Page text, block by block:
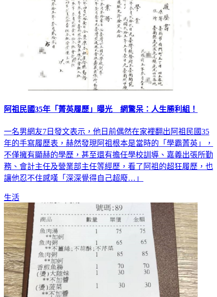
阿祖民國35年「菁英履歷」曝光 網驚呆：人生勝利組！
一名男網友7日發文表示，他日前偶然在家裡翻出阿祖民國35
年的手寫履歷表，赫然發現阿祖根本是當時的「學霸菁英」，
不僅擁有顯赫的學歷，甚至還有擔任學校訓導、嘉義出張所勤
務、會計主任及營業部主任等經歷，看了阿祖的超狂履歷，也
讓他忍不住感嘆「深深覺得自己超廢…」
生活